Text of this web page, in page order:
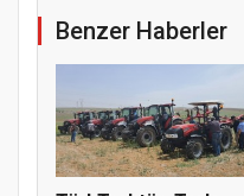
Benzer Haberler